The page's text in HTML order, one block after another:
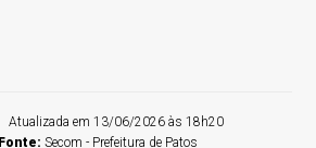
Atualizada em 13/06/2026 às 18h20
Fonte:Secom - Prefeitura de Patos